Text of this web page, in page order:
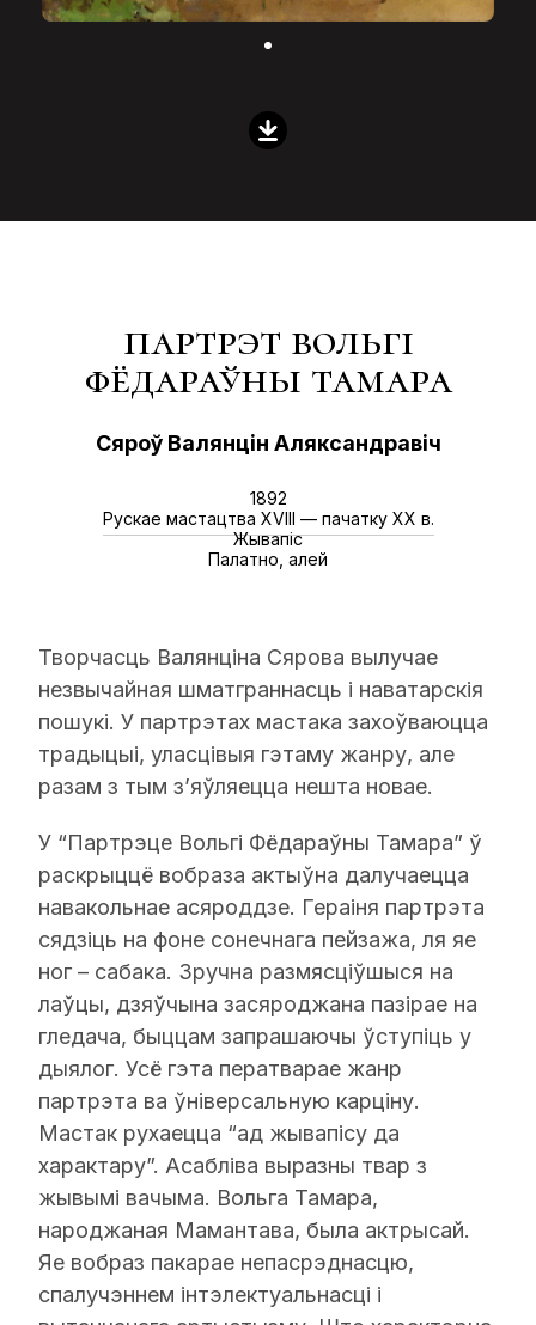
партрэт вольгі
фёдараўны тамара
Сяроў Валянцін Аляксандравіч
1892
Рускае мастацтва XVIII — пачатку XX в.
Жывапіс
Палатно, алей
Творчасць Валянціна Сярова вылучае
незвычайная шматграннасць і наватарскія
пошукі. У партрэтах мастака захоўваюцца
традыцыі, уласцівыя гэтаму жанру, але
разам з тым з’яўляецца нешта новае.
У “Партрэце Вольгі Фёдараўны Тамара” ў
раскрыццё вобраза актыўна далучаецца
навакольнае асяроддзе. Гераіня партрэта
сядзіць на фоне сонечнага пейзажа, ля яе
ног – сабака. Зручна размясціўшыся на
лаўцы, дзяўчына засяроджана пазірае на
гледача, быццам запрашаючы ўступіць у
дыялог. Усё гэта ператварае жанр
партрэта ва ўніверсальную карціну.
Мастак рухаецца “ад жывапісу да
характару”. Асабліва выразны твар з
жывымі вачыма. Вольга Тамара,
народжаная Мамантава, была актрысай.
Яе вобраз пакарае непасрэднасцю,
спалучэннем інтэлектуальнасці і